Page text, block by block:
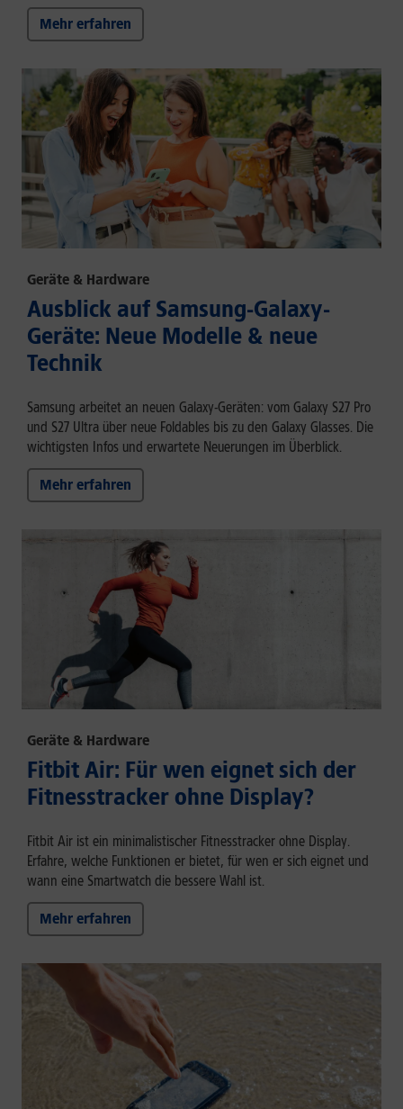
Mehr erfahren
Geräte & Hardware
Ausblick auf Samsung-Galaxy-
Geräte: Neue Modelle & neue
Technik
Samsung arbeitet an neuen Galaxy-Geräten: vom Galaxy S27 Pro
und S27 Ultra über neue Foldables bis zu den Galaxy Glasses. Die
wichtigsten Infos und erwartete Neuerungen im Überblick.
Mehr erfahren
Geräte & Hardware
Fitbit Air: Für wen eignet sich der
Fitnesstracker ohne Display?
Fitbit Air ist ein minimalistischer Fitnesstracker ohne Display.
Erfahre, welche Funktionen er bietet, für wen er sich eignet und
wann eine Smartwatch die bessere Wahl ist.
Mehr erfahren